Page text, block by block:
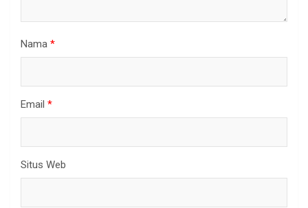
Nama *
Email *
Situs Web